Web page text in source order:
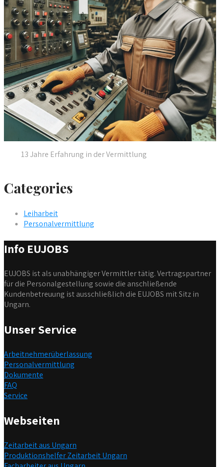
13 Jahre Erfahrung in der Vermittlung
Categories
Leiharbeit
Personalvermittlung
Info EUJOBS
EUJOBS ist als unabhängiger Vermittler tätig. Vertragspartner
für die Personalgestellung sowie die anschließende
Kundenbetreuung ist ausschließlich die EUJOBS mit Sitz in
Ungarn.
Unser Service
Arbeitnehmerüberlassung
Personalvermittlung
Dokumente
FAQ
Service
Webseiten
Zeitarbeit aus Ungarn
Produktionshelfer Zeitarbeit Ungarn